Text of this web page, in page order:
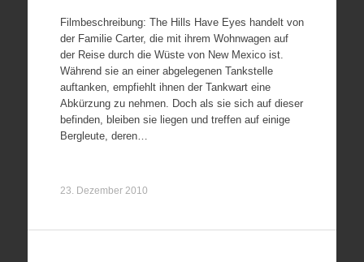
Filmbeschreibung: The Hills Have Eyes handelt von
der Familie Carter, die mit ihrem Wohnwagen auf
der Reise durch die Wüste von New Mexico ist.
Während sie an einer abgelegenen Tankstelle
auftanken, empfiehlt ihnen der Tankwart eine
Abkürzung zu nehmen. Doch als sie sich auf dieser
befinden, bleiben sie liegen und treffen auf einige
Bergleute, deren…
23. Dezember 2010